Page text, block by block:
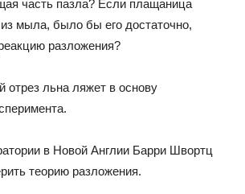
часть пазла? Если плащаница
мыла, было бы его достаточно,
разложения?
отрез льна ляжет в основу
в Новой Англии Барри Швортц
теорию разложения.